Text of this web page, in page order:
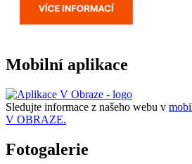
Mobilní aplikace
Sledujte informace z našeho webu v
V OBRAZE.
Fotogalerie